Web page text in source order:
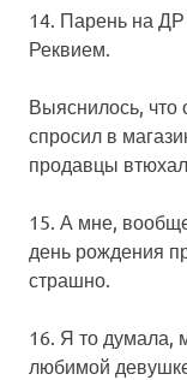
14. Парень на ДР
Реквием.
Выяснилось, что
спросил в
продавцы
15. А мне,
день рождения
страшно.
16. Я то думала,
любимой